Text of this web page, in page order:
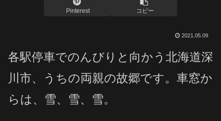
Pinterest コピー
2021.05.09
各駅停車でのんびりと向かう北海道深
川市、うちの両親の故郷です。車窓か
らは、雪、雪、雪。